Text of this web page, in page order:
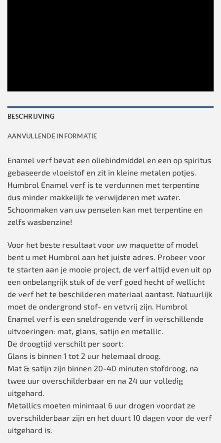
BESCHRIJVING
AANVULLENDE INFORMATIE
Enamel verf bevat een oliebindmiddel en een op spiritus
gebaseerde vloeistof en zit in kleine metalen potjes.
Humbrol Enamel verf is te verdunnen met terpentine
dus minder makkelijk te verwijderen met water.
Schoonmaken van uw penselen kan met terpentine en
zelfs wasbenzine!
Voor het beste resultaat voor uw maquette of model
bent u met Humbrol aan het juiste adres. Probeer voor
te starten aan je mooie project, de verf altijd even uit op
een onbelangrijk stuk of de verf goed hecht of wellicht
de verf het te beschilderen materiaal aantast. Natuurlijk
moet de ondergrond stof- en vetvrij zijn. Humbrol
Enamel verf is een sneldrogende verf in verschillende
uitvoeringen: mat, glans, satijn en metallic.
De droogtijd verschilt per soort:
Glans is binnen 1 tot 2 uur helemaal droog.
Mat & satijn zijn binnen 20-40 minuten stofdroog, na
twee uur overschilderbaar en na 24 uur volledig
uitgehard.
Metallics moeten minimaal 6 uur drogen voordat ze
overschilderbaar zijn en het duurt 10 dagen voor de verf
uitgehard is.